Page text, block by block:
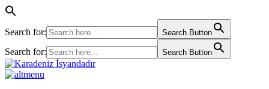
Search for: Search Button
Search for: Search Button